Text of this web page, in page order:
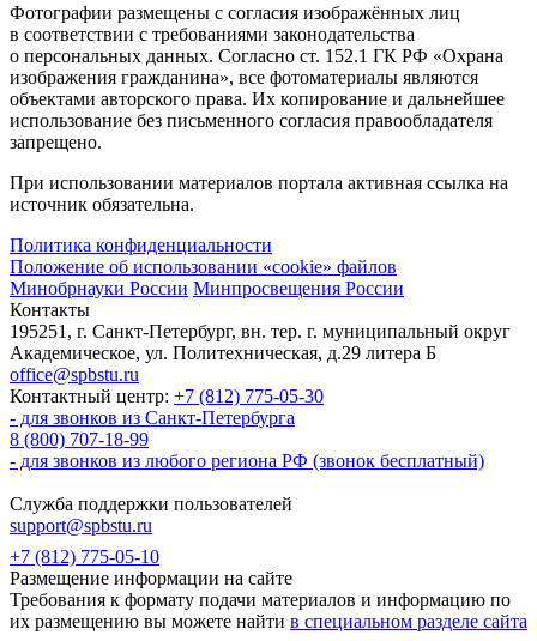
Фотографии размещены с согласия изображённых лиц
в соответствии с требованиями законодательства
о персональных данных. Согласно ст. 152.1 ГК РФ «Охрана
изображения гражданина», все фотоматериалы являются
объектами авторского права. Их копирование и дальнейшее
использование без письменного согласия правообладателя
запрещено.
При использовании материалов портала активная ссылка на
источник обязательна.
Политика конфиденциальности
Положение об использовании «cookie» файлов
Минобрнауки России Минпросвещения России
Контакты
195251, г. Санкт-Петербург, вн. тер. г. муниципальный округ
Академическое, ул. Политехническая, д.29 литера Б
office@spbstu.ru
Контактный центр: +7 (812) 775-05-30
- для звонков из Санкт-Петербурга
8 (800) 707-18-99
- для звонков из любого региона РФ (звонок бесплатный)
Служба поддержки пользователей
support@spbstu.ru
+7 (812) 775-05-10
Размещение информации на сайте
Требования к формату подачи материалов и информацию по
их размещению вы можете найти в специальном разделе сайта